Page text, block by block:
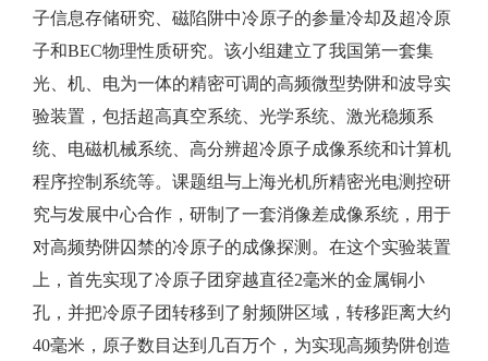
子信息存储研究、磁陷阱中冷原子的参量冷却及超冷原
子和BEC物理性质研究。该小组建立了我国第一套集
光、机、电为一体的精密可调的高频微型势阱和波导实
验装置，包括超高真空系统、光学系统、激光稳频系
统、电磁机械系统、高分辨超冷原子成像系统和计算机
程序控制系统等。课题组与上海光机所精密光电测控研
究与发展中心合作，研制了一套消像差成像系统，用于
对高频势阱囚禁的冷原子的成像探测。在这个实验装置
上，首先实现了冷原子团穿越直径2毫米的金属铜小
孔，并把冷原子团转移到了射频阱区域，转移距离大约
40毫米，原子数目达到几百万个，为实现高频势阱创造